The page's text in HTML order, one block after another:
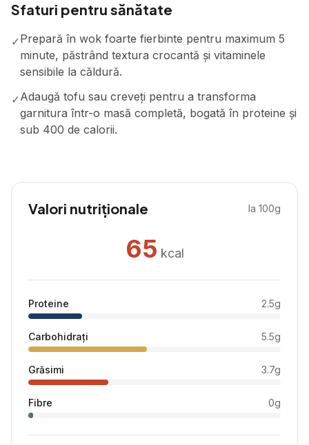
Sfaturi pentru sănătate
✓Prepară în wok foarte fierbinte pentru maximum 5
minute, păstrând textura crocantă și vitaminele
sensibile la căldură.
✓Adaugă tofu sau creveți pentru a transforma
garnitura într-o masă completă, bogată în proteine și
sub 400 de calorii.
Valori nutriționale la 100g
65 kcal
Proteine 2.5g
Carbohidrați 5.5g
Grăsimi 3.7g
Fibre 0g